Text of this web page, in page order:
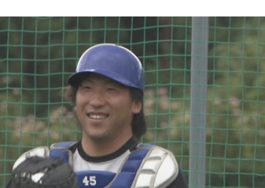
Play